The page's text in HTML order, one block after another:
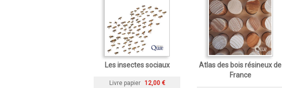
Les insectes sociaux
Livre papier 12,00 €
Atlas des bois résineux de
France